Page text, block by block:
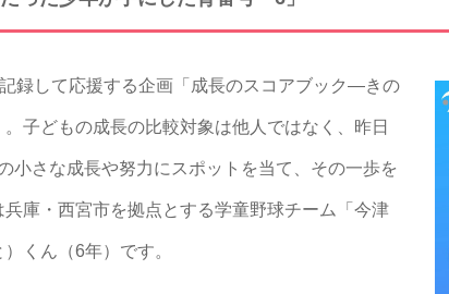
録して応援する企画「成長のスコアブック―きの
子どもの成長の比較対象は他人ではなく、昨日
小さな成長や努力にスポットを当て、その一歩を
庫・西宮市を拠点とする学童野球チーム「今津
くん（6年）です。